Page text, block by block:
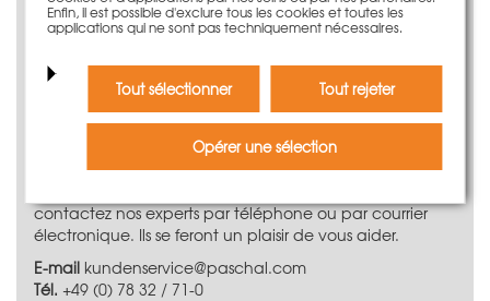
Le coffrage en aluminium stable possède presque tous
les avantages d'un coffrage de grande surface. Il peut
léger lorsqu'aucune grue n'est disponible sur le chantier.
Vous avez besoin d‘informations
supplémentaires ?
contactez nos experts par téléphone ou par courrier
électronique. Ils se feront un plaisir de vous aider.
E-mail kundenservice@paschal.com
Tél. +49 (0) 78 32 / 71-0
Enfin, il est possible d'exclure tous les cookies et toutes les
applications qui ne sont pas techniquement nécessaires.
Tout sélectionner Tout rejeter
Opérer une sélection